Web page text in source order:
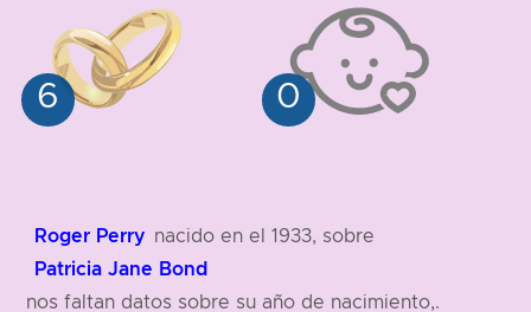
Roger Perry nacido en el 1933, sobre
Patricia Jane Bond
nos faltan datos sobre su año de nacimiento,.